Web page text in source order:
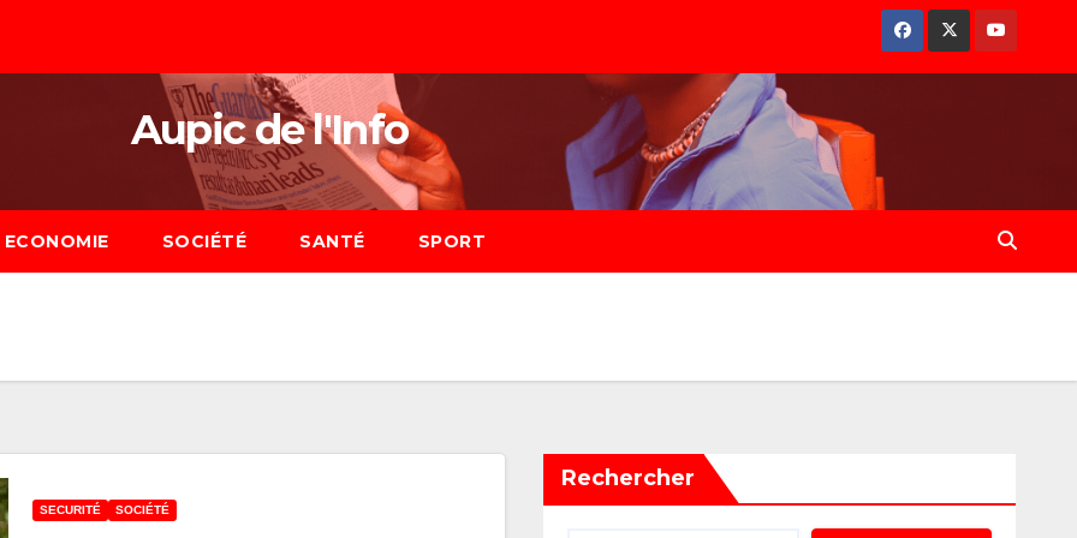
Aupic de l'Info
ECONOMIE SOCIÉTÉ SANTÉ SPORT
SECURITÉ SOCIÉTÉ
Rechercher